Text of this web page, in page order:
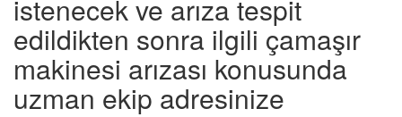
istenecek ve arıza tespit
edildikten sonra ilgili çamaşır
makinesi arızası konusunda
uzman ekip adresinize